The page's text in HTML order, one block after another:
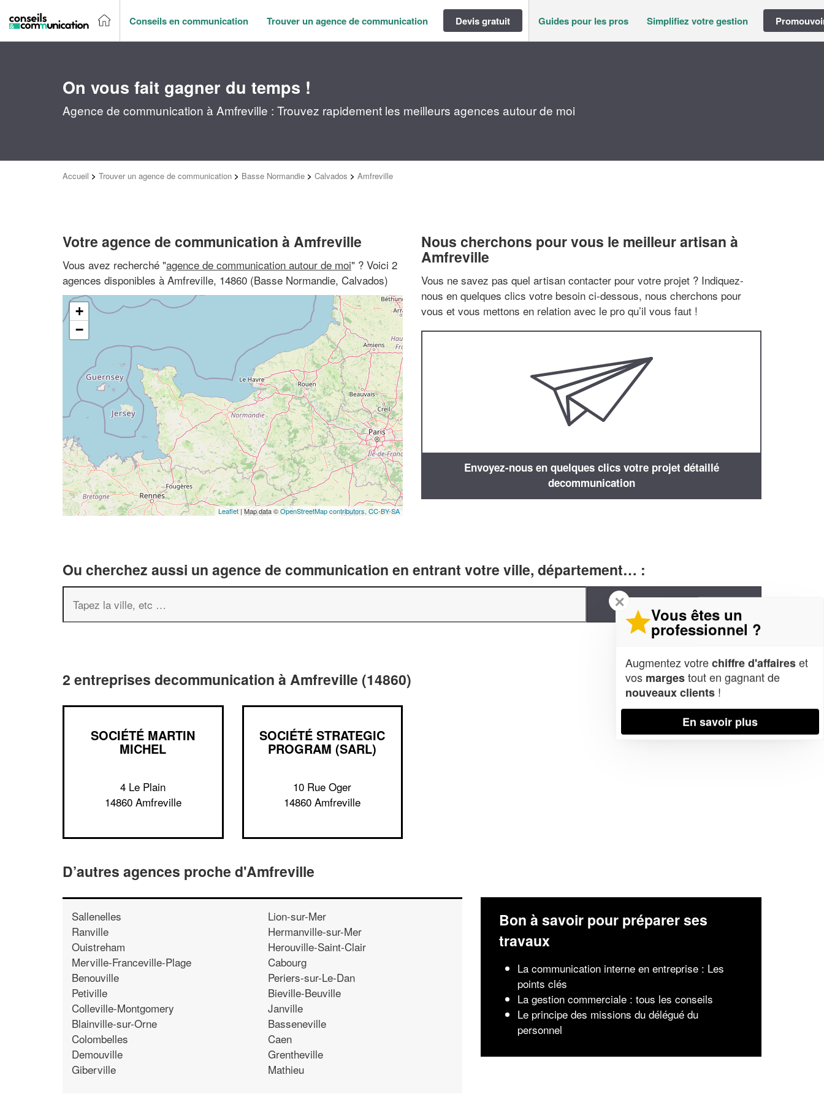
Conseils en communication Trouver un agence de communication Devis gratuit Guides pour les pros Simplifiez votre gestion
On vous fait gagner du temps !
Agence de communication à Amfreville : Trouvez rapidement les meilleurs agences autour de moi
Accueil > Trouver un agence de communication > Basse Normandie > Calvados > Amfreville
Votre agence de communication à Amfreville
Vous avez recherché "agence de communication autour de moi" ? Voici 2
agences disponibles à Amfreville, 14860 (Basse Normandie, Calvados)
+
−
Leaflet| Map data ©OpenStreetMap contributors, CC-BY-SA
Nous cherchons pour vous le meilleur artisan à
Amfreville
Vous ne savez pas quel artisan contacter pour votre projet ? Indiquez-
nous en quelques clics votre besoin ci-dessous, nous cherchons pour
vous et vous mettons en relation avec le pro qu’il vous faut !
Envoyez-nous en quelques clics votre projet détaillé
decommunication
Ou cherchez aussi un agence de communication en entrant votre ville, département… :
2 entreprises decommunication à Amfreville (14860)
SOCIÉTÉ MARTIN
MICHEL
4 Le Plain
14860 Amfreville
SOCIÉTÉ STRATEGIC
PROGRAM (SARL)
10 Rue Oger
14860 Amfreville
D’autres agences proche d'Amfreville
Sallenelles
Ranville
Ouistreham
Merville-Franceville-Plage
Benouville
Petiville
Colleville-Montgomery
Blainville-sur-Orne
Colombelles
Demouville
Giberville
Lion-sur-Mer
Hermanville-sur-Mer
Herouville-Saint-Clair
Cabourg
Periers-sur-Le-Dan
Bieville-Beuville
Janville
Basseneville
Caen
Grentheville
Mathieu
Bon à savoir pour préparer ses
travaux
La communication interne en entreprise : Les
points clés
La gestion commerciale : tous les conseils
Le principe des missions du délégué du
personnel
✕
Vous êtes un
professionnel ?
Augmentez votrechiffre d'affaireset
vos margestout en gagnant de
nouveaux clients !
En savoir plus